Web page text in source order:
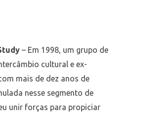
– Em 1998, um grupo de
cultural e ex-
mais de dez anos de
nesse segmento de
unir forças para propiciar